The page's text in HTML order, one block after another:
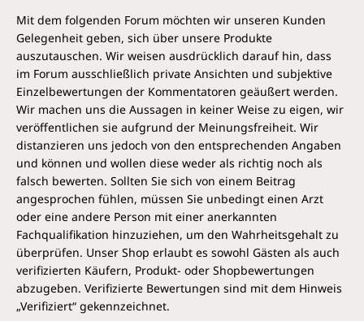
Mit dem folgenden Forum möchten wir unseren Kunden
Gelegenheit geben, sich über unsere Produkte
auszutauschen. Wir weisen ausdrücklich darauf hin, dass
im Forum ausschließlich private Ansichten und subjektive
Einzelbewertungen der Kommentatoren geäußert werden.
Wir machen uns die Aussagen in keiner Weise zu eigen, wir
veröffentlichen sie aufgrund der Meinungsfreiheit. Wir
distanzieren uns jedoch von den entsprechenden Angaben
und können und wollen diese weder als richtig noch als
falsch bewerten. Sollten Sie sich von einem Beitrag
angesprochen fühlen, müssen Sie unbedingt einen Arzt
oder eine andere Person mit einer anerkannten
Fachqualifikation hinzuziehen, um den Wahrheitsgehalt zu
überprüfen. Unser Shop erlaubt es sowohl Gästen als auch
verifizierten Käufern, Produkt- oder Shopbewertungen
abzugeben. Verifizierte Bewertungen sind mit dem Hinweis
„Verifiziert“ gekennzeichnet.